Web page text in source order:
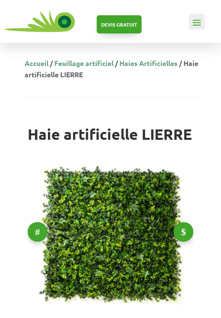
DEVIS GRATUIT
Accueil/Feuillage artificiel/Haies Artificielles/ Haie
artificielle LIERRE
Haie artificielle LIERRE